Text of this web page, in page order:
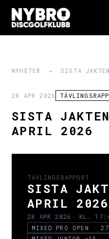
NYHETER → SISTA
28 APR 2026
SISTA
APRIL 2026
TÄVLINGSRAPPORT
SISTA
APRIL 2026
28 APR 2026 · KL.
MIXED PRO OPEN · 27